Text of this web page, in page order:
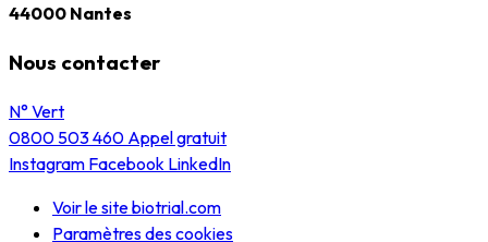
44000 Nantes
Nous contacter
N° Vert
0800 503 460 Appel gratuit
Instagram Facebook LinkedIn
Voir le site biotrial.com
Paramètres des cookies